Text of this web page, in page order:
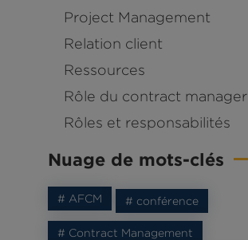
Project Management
Relation client
Ressources
Rôle du contract manager
Rôles et responsabilités
Nuage de mots-clés
# AFCM # conférence
# Contract Management